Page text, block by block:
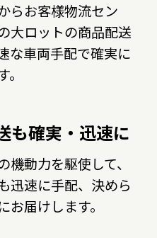
らお客様物流セン
大ロットの商品配送
な車両手配で確実に
も確実・迅速に
機動力を駆使して、
迅速に手配、決めら
お届けします。